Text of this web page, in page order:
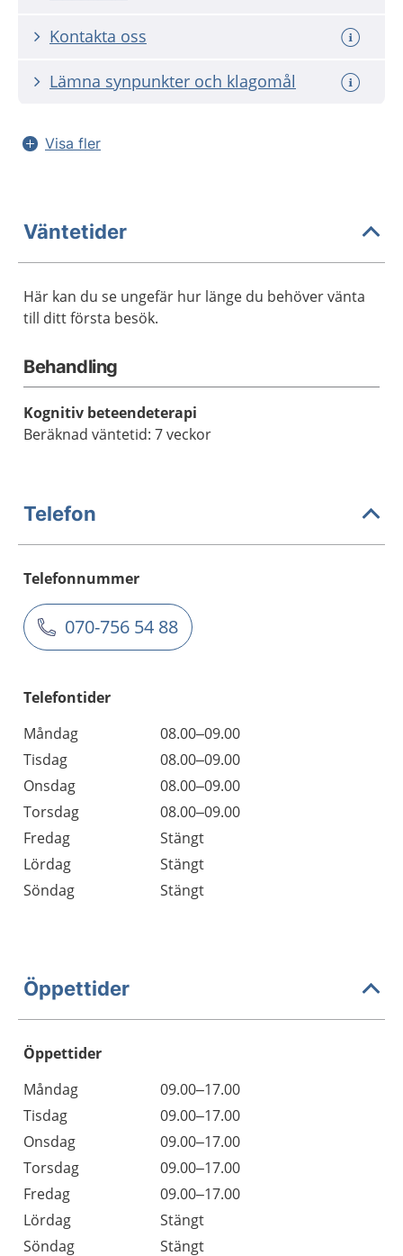
Kontakta oss
Lämna synpunkter och klagomål
Visa fler
Väntetider
Här kan du se ungefär hur länge du behöver vänta
till ditt första besök.
Behandling
Kognitiv beteendeterapi
Beräknad väntetid: 7 veckor
Telefon
Telefonnummer
070-756 54 88
Telefontider
Måndag
08.00–09.00
Tisdag
08.00–09.00
Onsdag
08.00–09.00
Torsdag
08.00–09.00
Fredag
Stängt
Lördag
Stängt
Söndag
Stängt
Öppettider
Öppettider
Dag
Öppettider
Kommentarer
Måndag
09.00–17.00
Tisdag
09.00–17.00
Onsdag
09.00–17.00
Torsdag
09.00–17.00
Fredag
09.00–17.00
Lördag
Stängt
Söndag
Stängt